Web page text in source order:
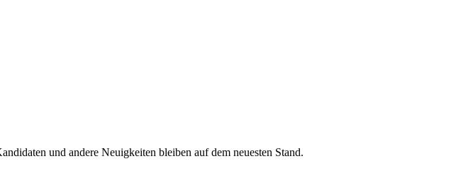
und andere Neuigkeiten bleiben auf dem neuesten Stand.